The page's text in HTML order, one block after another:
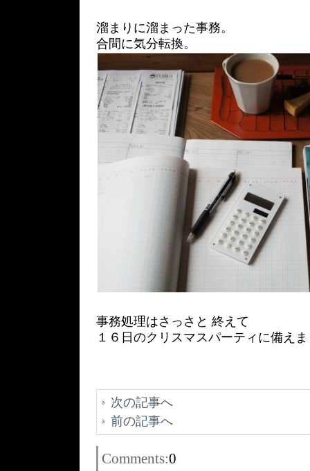
溜まりに溜まった事務。
合間に気分転換。
事務処理はさっさと 終えて
１６日のクリスマスパーティに備え
次の記事へ
前の記事へ
Comments:0